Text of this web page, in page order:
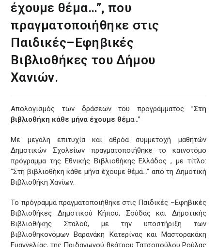
έχουμε θέμα…”, που
πραγματοποιήθηκε στις
Παιδικές–Εφηβικές
Βιβλιοθήκες του Δήμου
Χανιών.
Απολογισμός των δράσεων του προγράμματος ”Στη
βιβλιοθήκη κάθε μήνα έχουμε θέμα…”
Με μεγάλη επιτυχία και αθρόα συμμετοχή μαθητών
Δημοτικών Σχολείων πραγματοποιήθηκε το καινοτόμο
πρόγραμμα της Εθνικής Βιβλιοθήκης Ελλάδος , με τίτλο:
”Στη βιβλιοθήκη κάθε μήνα έχουμε θέμα…” από τη Δημοτική
Βιβλιοθήκη Χανίων.
Το πρόγραμμα πραγματοποιήθηκε στις Παιδικές –Εφηβικές
Βιβλιοθήκες Δημοτικού Κήπου, Σούδας και Δημοτικής
Βιβλιοθήκης Σταλού, με την υποστήριξη των
βιβλιοθηκονόμων Βαρανάκη Κατερίνας και Μαστορακάκη
Ευαγγελίας, της Παιδαγωγού θεάτρου Τατσοπούλου Ρούλας